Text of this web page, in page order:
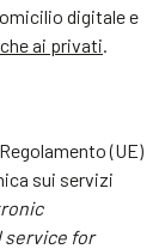
digitale e
ai privati.
(UE)
sui servizi
for